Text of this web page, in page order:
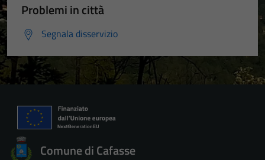
Problemi in città
Segnala disservizio
Comune di Cafasse